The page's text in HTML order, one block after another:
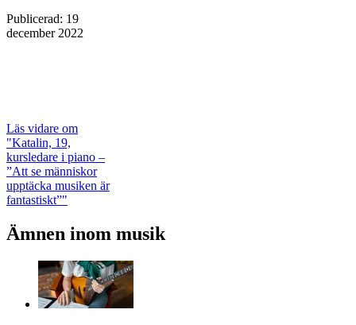
Publicerad: 19
december 2022
Läs vidare om
"Katalin, 19,
kursledare i piano –
”Att se människor
upptäcka musiken är
fantastiskt”"
Ämnen inom musik